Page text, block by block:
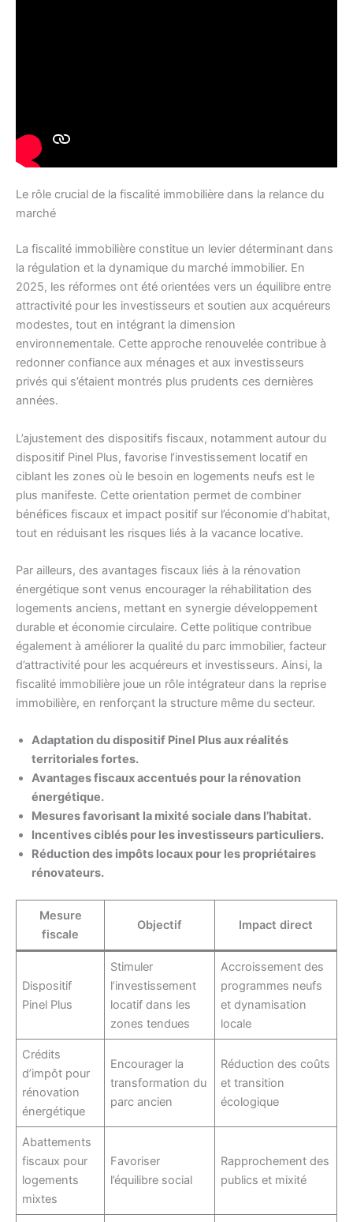
Le rôle crucial de la fiscalité immobilière dans la relance du
marché
La fiscalité immobilière constitue un levier déterminant dans
la régulation et la dynamique du marché immobilier. En
2025, les réformes ont été orientées vers un équilibre entre
attractivité pour les investisseurs et soutien aux acquéreurs
modestes, tout en intégrant la dimension
environnementale. Cette approche renouvelée contribue à
redonner confiance aux ménages et aux investisseurs
privés qui s’étaient montrés plus prudents ces dernières
années.
L’ajustement des dispositifs fiscaux, notamment autour du
dispositif Pinel Plus, favorise l’investissement locatif en
ciblant les zones où le besoin en logements neufs est le
plus manifeste. Cette orientation permet de combiner
bénéfices fiscaux et impact positif sur l’économie d’habitat,
tout en réduisant les risques liés à la vacance locative.
Par ailleurs, des avantages fiscaux liés à la rénovation
énergétique sont venus encourager la réhabilitation des
logements anciens, mettant en synergie développement
durable et économie circulaire. Cette politique contribue
également à améliorer la qualité du parc immobilier, facteur
d’attractivité pour les acquéreurs et investisseurs. Ainsi, la
fiscalité immobilière joue un rôle intégrateur dans la reprise
immobilière, en renforçant la structure même du secteur.
Adaptation du dispositif Pinel Plus aux réalités
territoriales fortes.
Avantages fiscaux accentués pour la rénovation
énergétique.
Mesures favorisant la mixité sociale dans l’habitat.
Incentives ciblés pour les investisseurs particuliers.
Réduction des impôts locaux pour les propriétaires
rénovateurs.
Mesure
fiscale
Objectif Impact direct
Dispositif
Pinel Plus
Stimuler
l’investissement
locatif dans les
zones tendues
Accroissement des
programmes neufs
et dynamisation
locale
Crédits
d’impôt pour
rénovation
énergétique
Encourager la
transformation du
parc ancien
Réduction des coûts
et transition
écologique
Abattements
fiscaux pour
logements
mixtes
Favoriser
l’équilibre social
Rapprochement des
publics et mixité